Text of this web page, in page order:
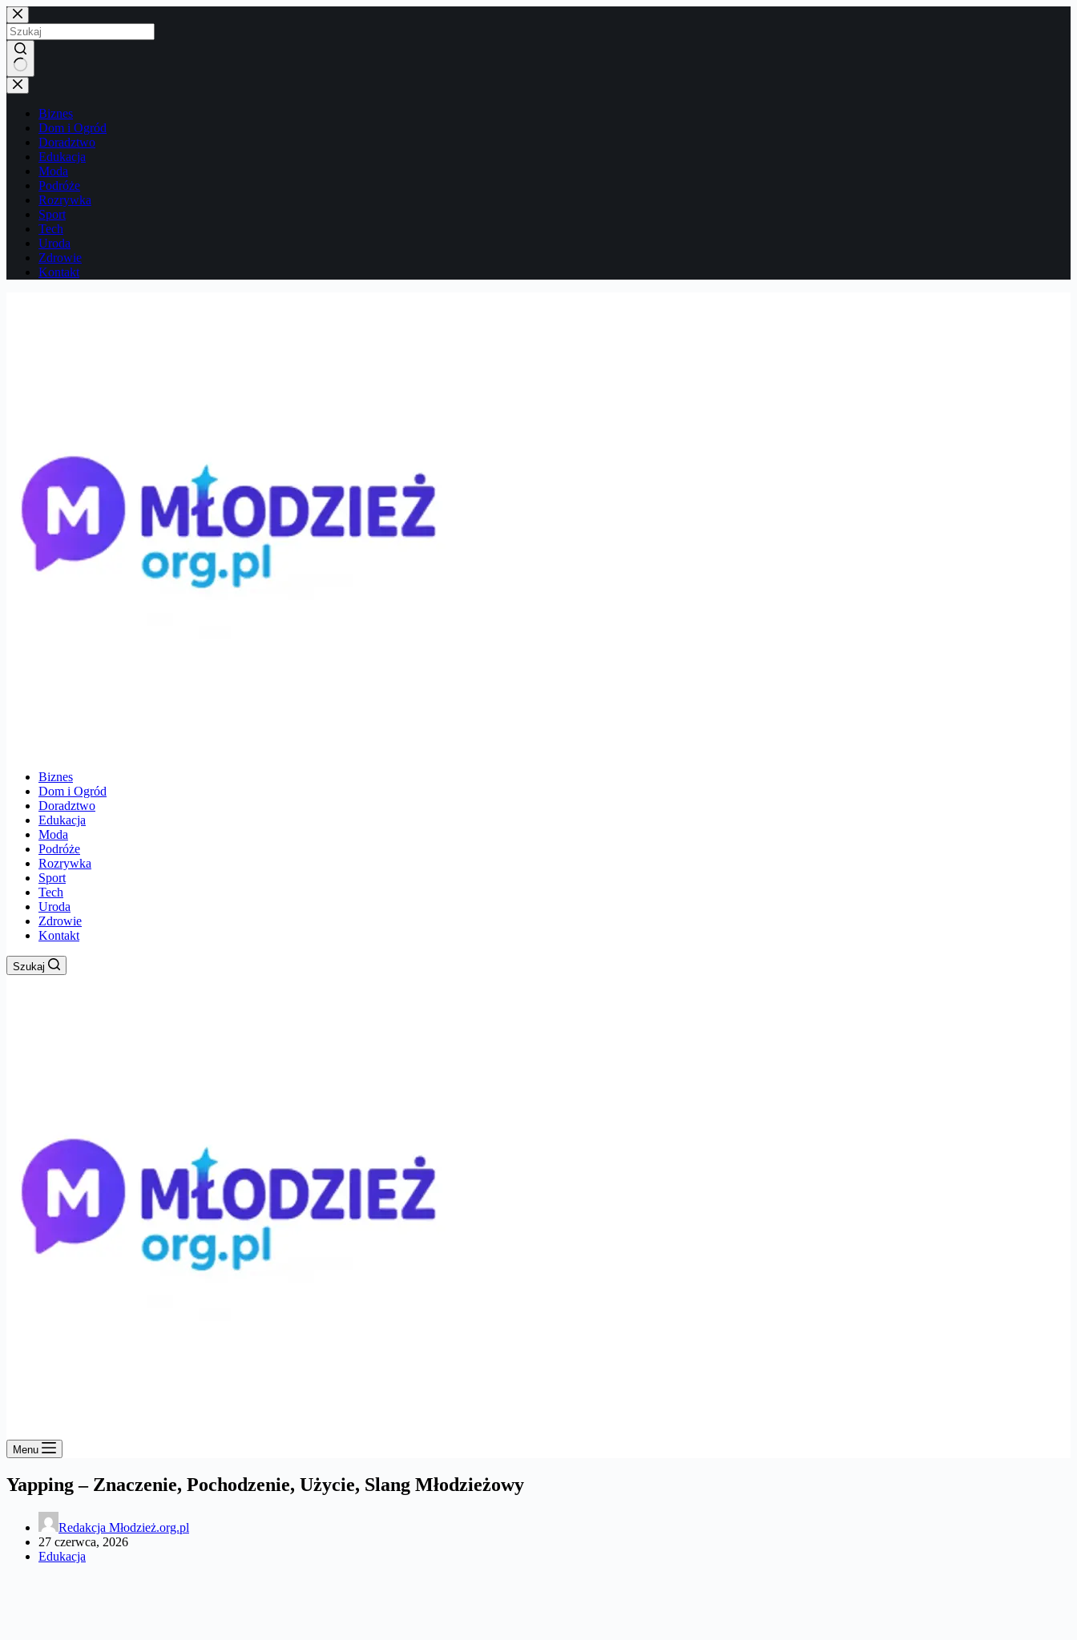
Przejdź
do
treści
Brak
wyników
Biznes
Dom i Ogród
Doradztwo
Edukacja
Moda
Podróże
Rozrywka
Sport
Tech
Uroda
Zdrowie
Kontakt
Biznes
Dom i Ogród
Doradztwo
Edukacja
Moda
Podróże
Rozrywka
Sport
Tech
Uroda
Zdrowie
Kontakt
Szukaj
Menu
Yapping – Znaczenie, Pochodzenie, Użycie, Slang Młodzieżowy
Redakcja Młodzież.org.pl
27 czerwca, 2026
Edukacja